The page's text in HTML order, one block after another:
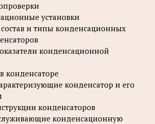
установки
состав и типы конденсационных
конденсационной
конденсаторе
конденсатор и его
конденсаторов
конденсационную